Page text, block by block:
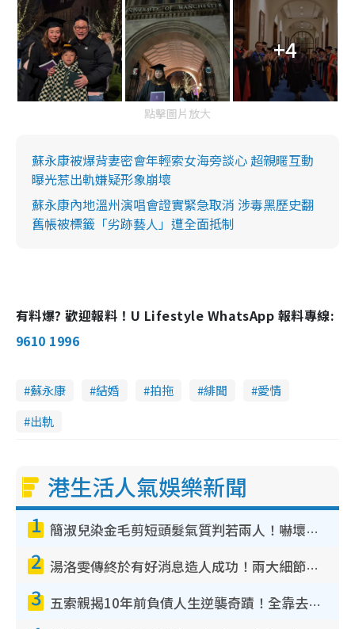
+4
點擊圖片放大
蘇永康被爆背妻密會年輕索女海旁談心 超親暱互動
曝光惹出軌嫌疑形象崩壞
蘇永康內地溫州演唱會證實緊急取消 涉毒黑歷史翻
舊帳被標籤「劣跡藝人」遭全面抵制
有料爆? 歡迎報料！U Lifestyle WhatsApp 報料專線:
9610 1996
蘇永康 結婚 拍拖 緋聞
愛情
出軌
港生活人氣娛樂新聞
1 簡淑兒染金毛剪短頭髮氣質判若兩人！嚇壞老公麥大力都認唔出：「你做咩事？」
2 湯洛雯傳終於有好消息造人成功！兩大細節曝孕味極濃惹猜測：大肚婆先會咁！
3 五索親揭10年前負債人生逆襲奇蹟！全靠去一地方轉運後即遇上馬先生